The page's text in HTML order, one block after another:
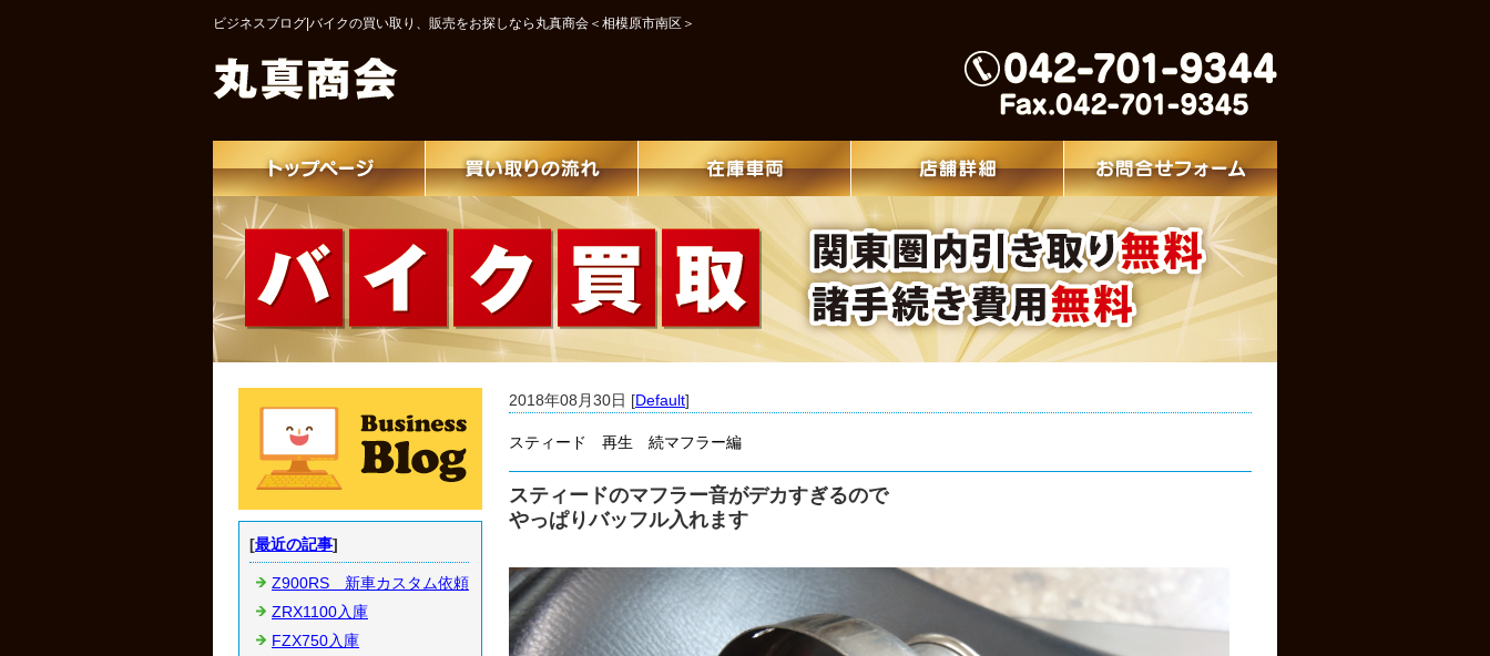
ビジネスブログ|バイクの買い取り、販売をお探しなら丸真商会＜相模原市南区＞
2018年08月30日 [Default]
スティード 再生 続マフラー編
スティードのマフラー音がデカすぎるので
やっぱりバッフル入れます
[最近の記事]
Z900RS 新車カスタム依頼
ZRX1100入庫
FZX750入庫